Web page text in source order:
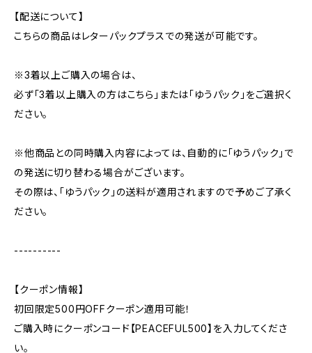
【配送について】
こちらの商品はレターパックプラスでの発送が可能です。
※3着以上ご購入の場合は、
必ず「3着以上購入の方はこちら」または「ゆうパック」をご選択く
ださい。
※他商品との同時購入内容によっては、自動的に「ゆうパック」で
の発送に切り替わる場合がございます。
その際は、「ゆうパック」の送料が適用されますので予めご了承く
ださい。
----------
【クーポン情報】
初回限定500円OFFクーポン適用可能！
ご購入時にクーポンコード【PEACEFUL500】を入力してくださ
い。